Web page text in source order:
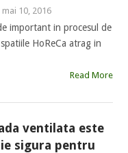
mai 10, 2016
important in procesul de
HoReCa atrag in
Read More
ventilata este
sigura pentru